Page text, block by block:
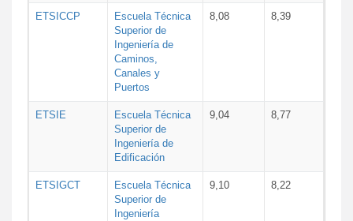
ETSICCP
Escuela Técnica
Superior de
Ingeniería de
Caminos,
Canales y
Puertos
8,08 8,39
ETSIE
Escuela Técnica
Superior de
Ingeniería de
Edificación
9,04 8,77
ETSIGCT
Escuela Técnica
Superior de
Ingeniería
9,10 8,22